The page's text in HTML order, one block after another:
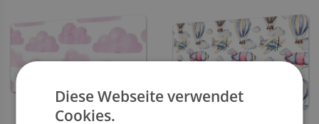
Diese Webseite verwendet
Cookies.